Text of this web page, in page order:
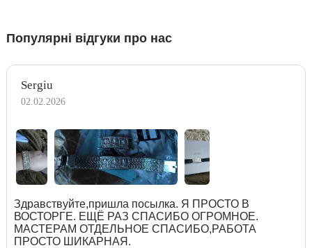
Популярні відгуки про нас
Sergiu
02.02.2026
Здравствуйте,пришла посылка. Я ПРОСТО В
ВОСТОРГЕ. ЕЩЁ РАЗ СПАСИБО ОГРОМНОЕ.
МАСТЕРАМ ОТДЕЛЬНОЕ СПАСИБО,РАБОТА
ПРОСТО ШИКАРНАЯ.